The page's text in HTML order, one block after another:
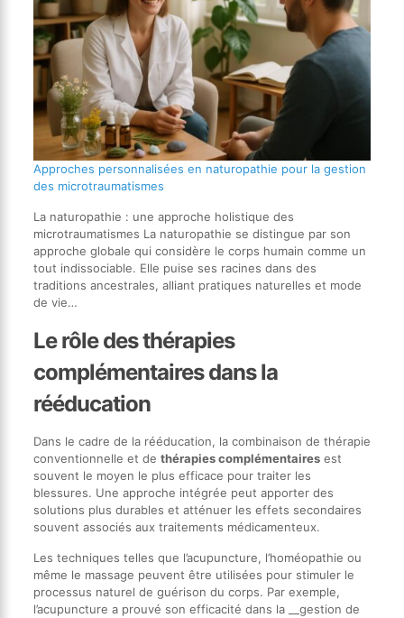
Approches personnalisées en naturopathie pour la gestion
des microtraumatismes
La naturopathie : une approche holistique des
microtraumatismes La naturopathie se distingue par son
approche globale qui considère le corps humain comme un
tout indissociable. Elle puise ses racines dans des
traditions ancestrales, alliant pratiques naturelles et mode
de vie…
Le rôle des thérapies
complémentaires dans la
rééducation
Dans le cadre de la rééducation, la combinaison de thérapie
conventionnelle et de thérapies complémentairesest
souvent le moyen le plus efficace pour traiter les
blessures. Une approche intégrée peut apporter des
solutions plus durables et atténuer les effets secondaires
souvent associés aux traitements médicamenteux.
Les techniques telles que l’acupuncture, l’homéopathie ou
même le massage peuvent être utilisées pour stimuler le
processus naturel de guérison du corps. Par exemple,
l’acupuncture a prouvé son efficacité dans la __gestion de